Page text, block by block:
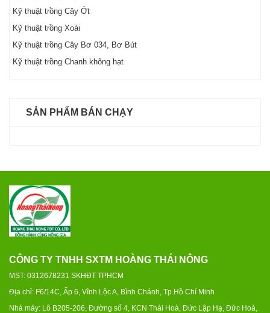
Kỹ thuật trồng Cây Ớt
Kỹ thuật trồng Xoài
Kỹ thuật trồng Cây Bơ 034, Bơ Bút
Kỹ thuật trồng Chanh không hạt
SẢN PHẨM BÁN CHẠY
CÔNG TY TNHH SXTM HOÀNG THÁI NÔNG
MST: 0312678231 SKHĐT TPHCM
Địa chỉ: F6/14C, Ấp 6, Vĩnh Lộc A, Bình Chánh, Tp.Hồ Chí Minh
Nhà máy: Lô B205-206, Đường số 4, KCN Thái Hoà, Đức Lập Hạ, Đức Hoà,